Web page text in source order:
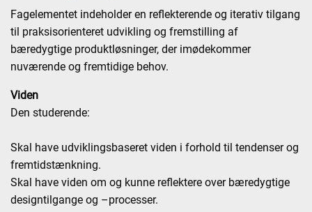
Fagelementet indeholder en reflekterende og iterativ tilgang
til praksisorienteret udvikling og fremstilling af
bæredygtige produktløsninger, der imødekommer
nuværende og fremtidige behov.
Viden
Den studerende:
Skal have udviklingsbaseret viden i forhold til tendenser og
fremtidstænkning.
Skal have viden om og kunne reflektere over bæredygtige
designtilgange og –processer.